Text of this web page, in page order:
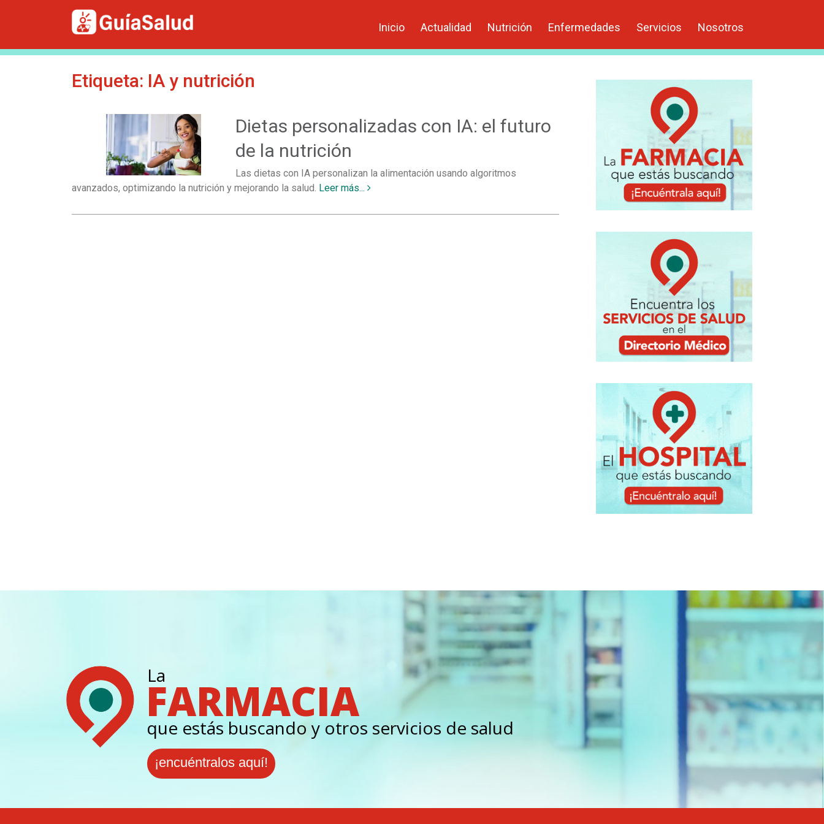
Inicio Actualidad Nutrición Enfermedades Servicios Nosotros
Etiqueta: IA y nutrición
Dietas personalizadas con IA: el futuro
de la nutrición
Las dietas con IA personalizan la alimentación usando algoritmos
avanzados, optimizando la nutrición y mejorando la salud. Leer más...
¡encuéntralos aquí!
La
FARMACIA
que estás buscando y otros servicios de salud